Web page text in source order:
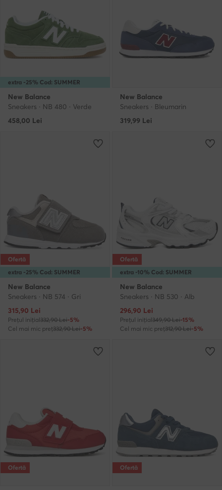
extra -25% Cod: SUMMER
New Balance
Sneakers · NB 480 · Verde
458,00 Lei
New Balance
Sneakers · Bleumarin
319,99 Lei
extra -25% Cod: SUMMER
Ofertă
New Balance
Sneakers · NB 574 · Gri
Prețul actual
315,90 Lei
Prețul inițial332,90 Lei-5%
Cel mai mic preț332,90 Lei-5%
extra -10% Cod: SUMMER
Ofertă
New Balance
Sneakers · NB 530 · Alb
Prețul actual
296,90 Lei
Prețul inițial349,90 Lei-15%
Cel mai mic preț312,90 Lei-5%
Ofertă Ofertă